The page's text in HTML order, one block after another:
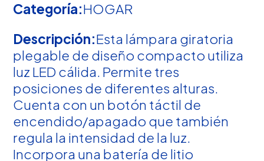
Categoría:HOGAR
Descripción:Esta lámpara giratoria
plegable de diseño compacto utiliza
luz LED cálida. Permite tres
posiciones de diferentes alturas.
Cuenta con un botón táctil de
encendido/apagado que también
regula la intensidad de la luz.
Incorpora una batería de litio